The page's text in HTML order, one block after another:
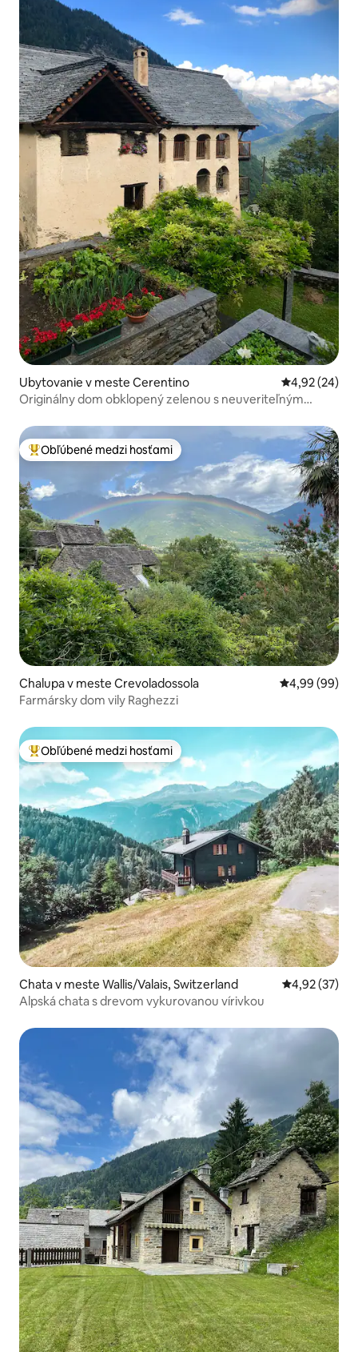
Ubytovanie v meste Cerentino Priemerné
4,92 (24)
Originálny dom obklopený zelenou s neuveriteľným
Najobľúbenejšie medzi hosťami
Obľúbené medzi hosťami
Chalupa v meste Crevoladossola Priemerné
4,99 (99)
Farmársky dom vily Raghezzi
Najobľúbenejšie medzi hosťami
Obľúbené medzi hosťami
Chata v meste Wallis/Valais, Switzerland Priemerné
4,92 (37)
Alpská chata s drevom vykurovanou vírivkou